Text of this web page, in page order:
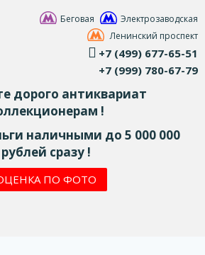
Беговая
Электрозаводская
Ленинский проспект
+7 (499) 677-65-51
+7 (999) 780-67-79
дорого антиквариат
!
наличными до 5 000 000
рублей сразу !
ПО ФОТО